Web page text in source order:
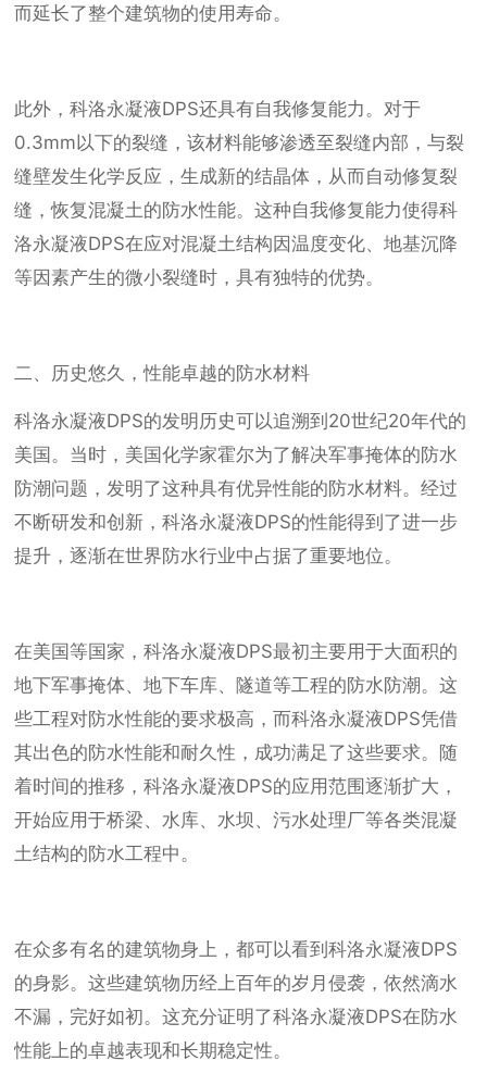
而延长了整个建筑物的使用寿命。
此外，科洛永凝液DPS还具有自我修复能力。对于
0.3mm以下的裂缝，该材料能够渗透至裂缝内部，与裂
缝壁发生化学反应，生成新的结晶体，从而自动修复裂
缝，恢复混凝土的防水性能。这种自我修复能力使得科
洛永凝液DPS在应对混凝土结构因温度变化、地基沉降
等因素产生的微小裂缝时，具有独特的优势。
二、历史悠久，性能卓越的防水材料
科洛永凝液DPS的发明历史可以追溯到20世纪20年代的
美国。当时，美国化学家霍尔为了解决军事掩体的防水
防潮问题，发明了这种具有优异性能的防水材料。经过
不断研发和创新，科洛永凝液DPS的性能得到了进一步
提升，逐渐在世界防水行业中占据了重要地位。
在美国等国家，科洛永凝液DPS最初主要用于大面积的
地下军事掩体、地下车库、隧道等工程的防水防潮。这
些工程对防水性能的要求极高，而科洛永凝液DPS凭借
其出色的防水性能和耐久性，成功满足了这些要求。随
着时间的推移，科洛永凝液DPS的应用范围逐渐扩大，
开始应用于桥梁、水库、水坝、污水处理厂等各类混凝
土结构的防水工程中。
在众多有名的建筑物身上，都可以看到科洛永凝液DPS
的身影。这些建筑物历经上百年的岁月侵袭，依然滴水
不漏，完好如初。这充分证明了科洛永凝液DPS在防水
性能上的卓越表现和长期稳定性。